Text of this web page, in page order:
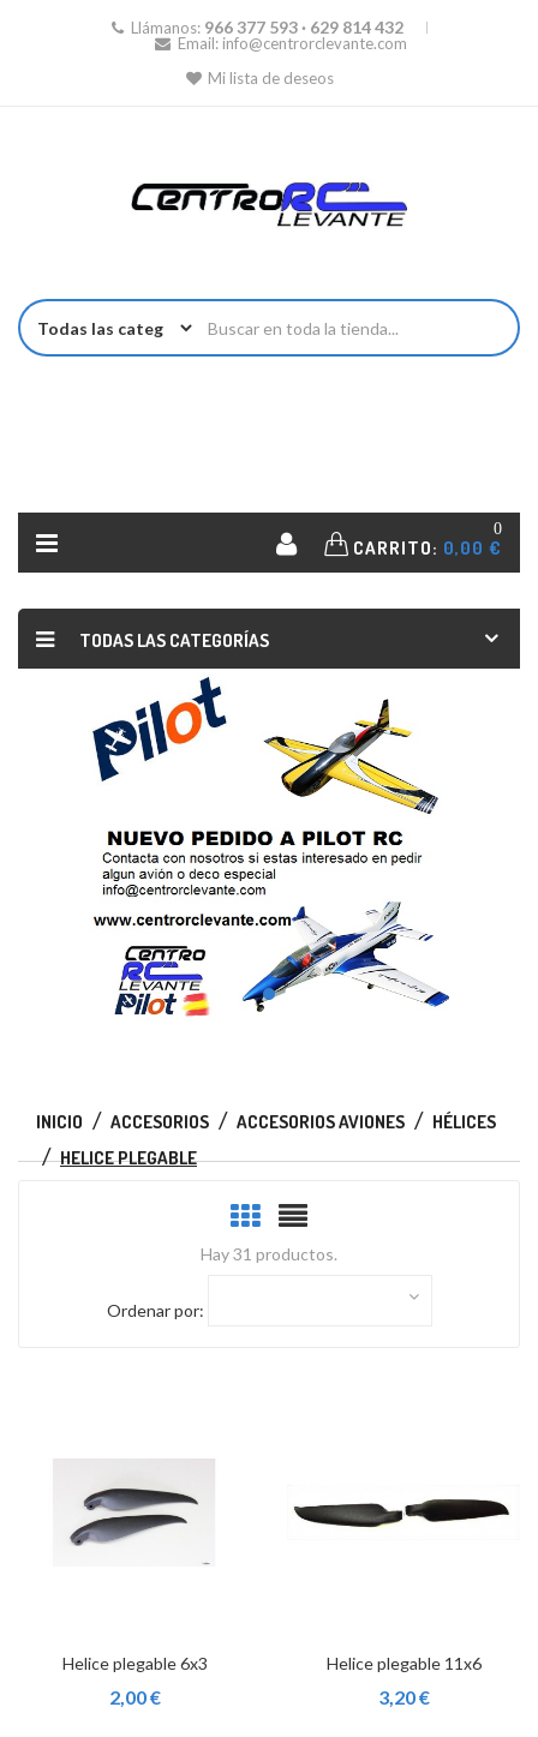
Llámanos: 966 377 593 · 629 814 432
Email: info@centrorclevante.com
Mi lista de deseos
0
CARRITO: 0,00 €
TODAS LAS CATEGORÍAS
INICIO ACCESORIOS ACCESORIOS AVIONES
HÉLICES
HELICE PLEGABLE
Hay 31 productos.
Ordenar por:
Helice plegable 6x3
2,00 €
Helice plegable 11x6
3,20 €